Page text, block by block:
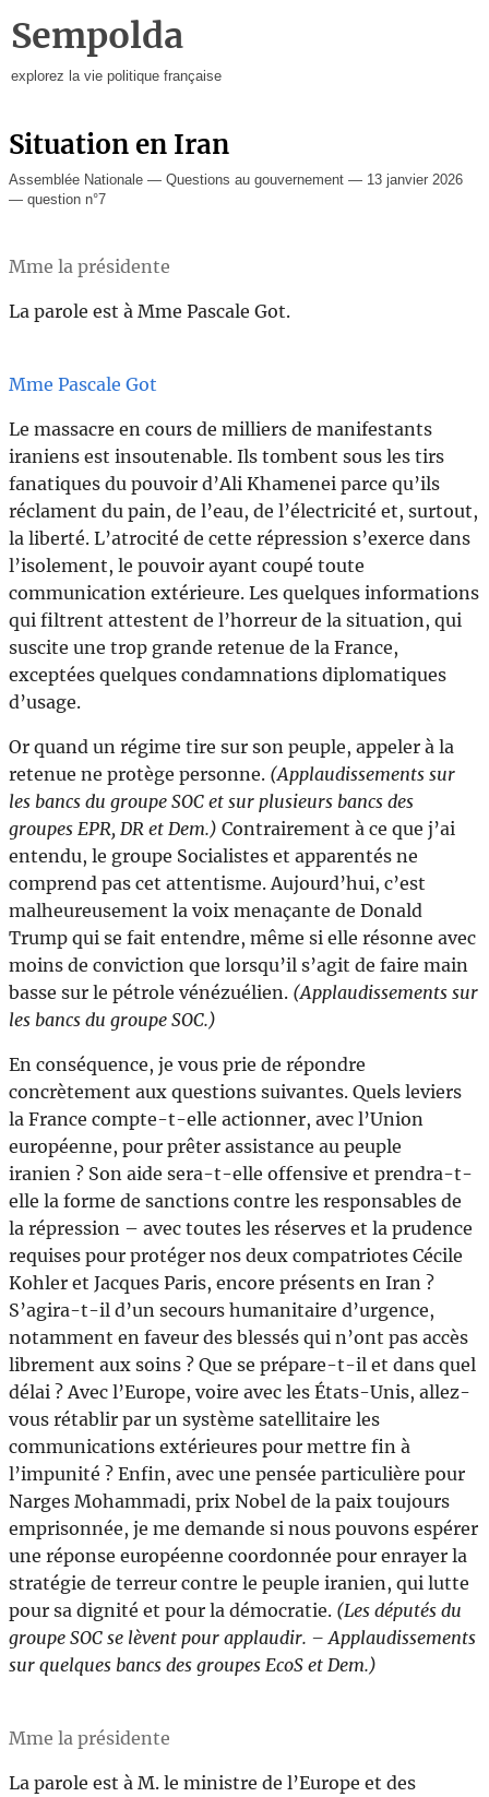
Sempolda
explorez la vie politique française
Situation en Iran
Assemblée Nationale — Questions au gouvernement — 13 janvier 2026
— question n°7
Mme la présidente
La parole est à Mme Pascale Got.
Mme Pascale Got
Le massacre en cours de milliers de manifestants
iraniens est insoutenable. Ils tombent sous les tirs
fanatiques du pouvoir d’Ali Khamenei parce qu’ils
réclament du pain, de l’eau, de l’électricité et, surtout,
la liberté. L’atrocité de cette répression s’exerce dans
l’isolement, le pouvoir ayant coupé toute
communication extérieure. Les quelques informations
qui filtrent attestent de l’horreur de la situation, qui
suscite une trop grande retenue de la France,
exceptées quelques condamnations diplomatiques
d’usage.
Or quand un régime tire sur son peuple, appeler à la
retenue ne protège personne. (Applaudissements sur
les bancs du groupe SOC et sur plusieurs bancs des
groupes EPR, DR et Dem.) Contrairement à ce que j’ai
entendu, le groupe Socialistes et apparentés ne
comprend pas cet attentisme. Aujourd’hui, c’est
malheureusement la voix menaçante de Donald
Trump qui se fait entendre, même si elle résonne avec
moins de conviction que lorsqu’il s’agit de faire main
basse sur le pétrole vénézuélien. (Applaudissements sur
les bancs du groupe SOC.)
En conséquence, je vous prie de répondre
concrètement aux questions suivantes. Quels leviers
la France compte-t-elle actionner, avec l’Union
européenne, pour prêter assistance au peuple
iranien ? Son aide sera-t-elle offensive et prendra-t-
elle la forme de sanctions contre les responsables de
la répression – avec toutes les réserves et la prudence
requises pour protéger nos deux compatriotes Cécile
Kohler et Jacques Paris, encore présents en Iran ?
S’agira-t-il d’un secours humanitaire d’urgence,
notamment en faveur des blessés qui n’ont pas accès
librement aux soins ? Que se prépare-t-il et dans quel
délai ? Avec l’Europe, voire avec les États-Unis, allez-
vous rétablir par un système satellitaire les
communications extérieures pour mettre fin à
l’impunité ? Enfin, avec une pensée particulière pour
Narges Mohammadi, prix Nobel de la paix toujours
emprisonnée, je me demande si nous pouvons espérer
une réponse européenne coordonnée pour enrayer la
stratégie de terreur contre le peuple iranien, qui lutte
pour sa dignité et pour la démocratie. (Les députés du
groupe SOC se lèvent pour applaudir. – Applaudissements
sur quelques bancs des groupes EcoS et Dem.)
Mme la présidente
La parole est à M. le ministre de l’Europe et des